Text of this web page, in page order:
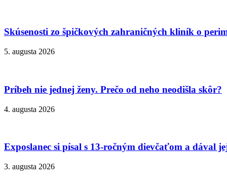
Skúsenosti zo špičkových zahraničných kliník o
5. augusta 2026
Príbeh nie jednej ženy. Prečo od neho neodišla skôr?
4. augusta 2026
Exposlanec si písal s 13-ročným dievčaťom a dával
3. augusta 2026